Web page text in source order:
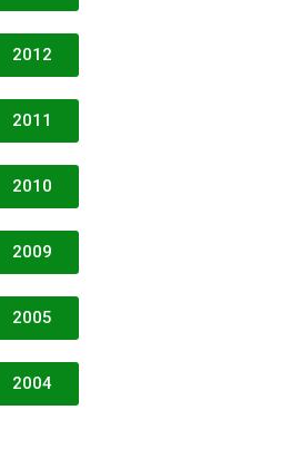
2012
2011
2010
2009
2005
2004